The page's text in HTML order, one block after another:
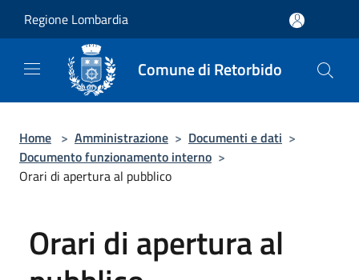
Regione Lombardia
Comune di Retorbido
Home > Amministrazione > Documenti e dati >
Documento funzionamento interno >
Orari di apertura al pubblico
Orari di apertura al